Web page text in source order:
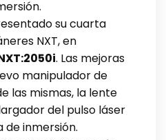
su cuarta
NXT, en
. Las mejoras
manipulador de
las mismas, la lente
del pulso láser
inmersión.